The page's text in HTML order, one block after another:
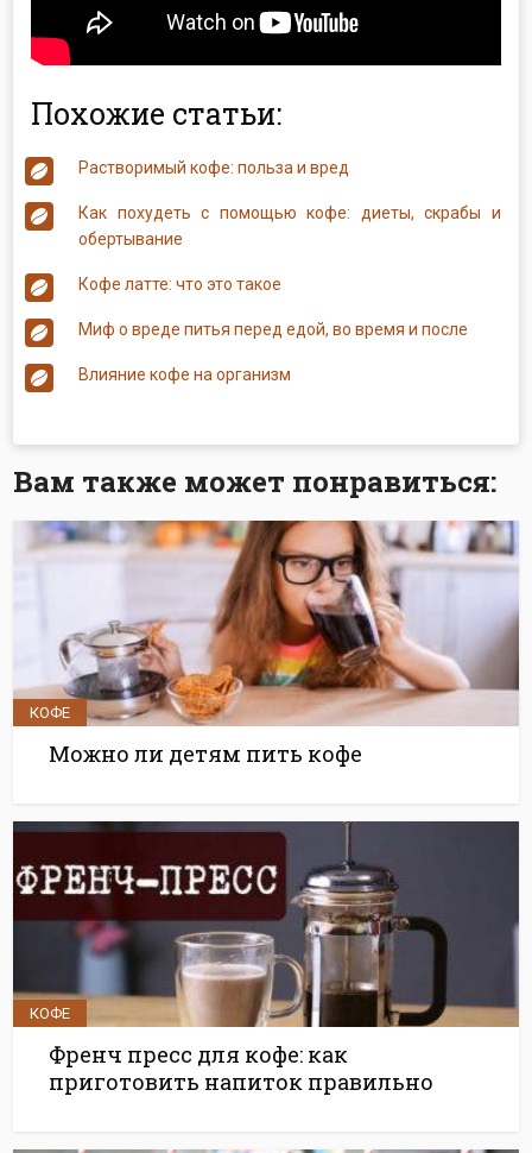
Похожие статьи:
Растворимый кофе: польза и вред
Как похудеть с помощью кофе: диеты, скрабы и
обертывание
Кофе латте: что это такое
Миф о вреде питья перед едой, во время и после
Влияние кофе на организм
Вам также может понравиться:
КОФЕ
Можно ли детям пить кофе
КОФЕ
Френч пресс для кофе: как
приготовить напиток правильно